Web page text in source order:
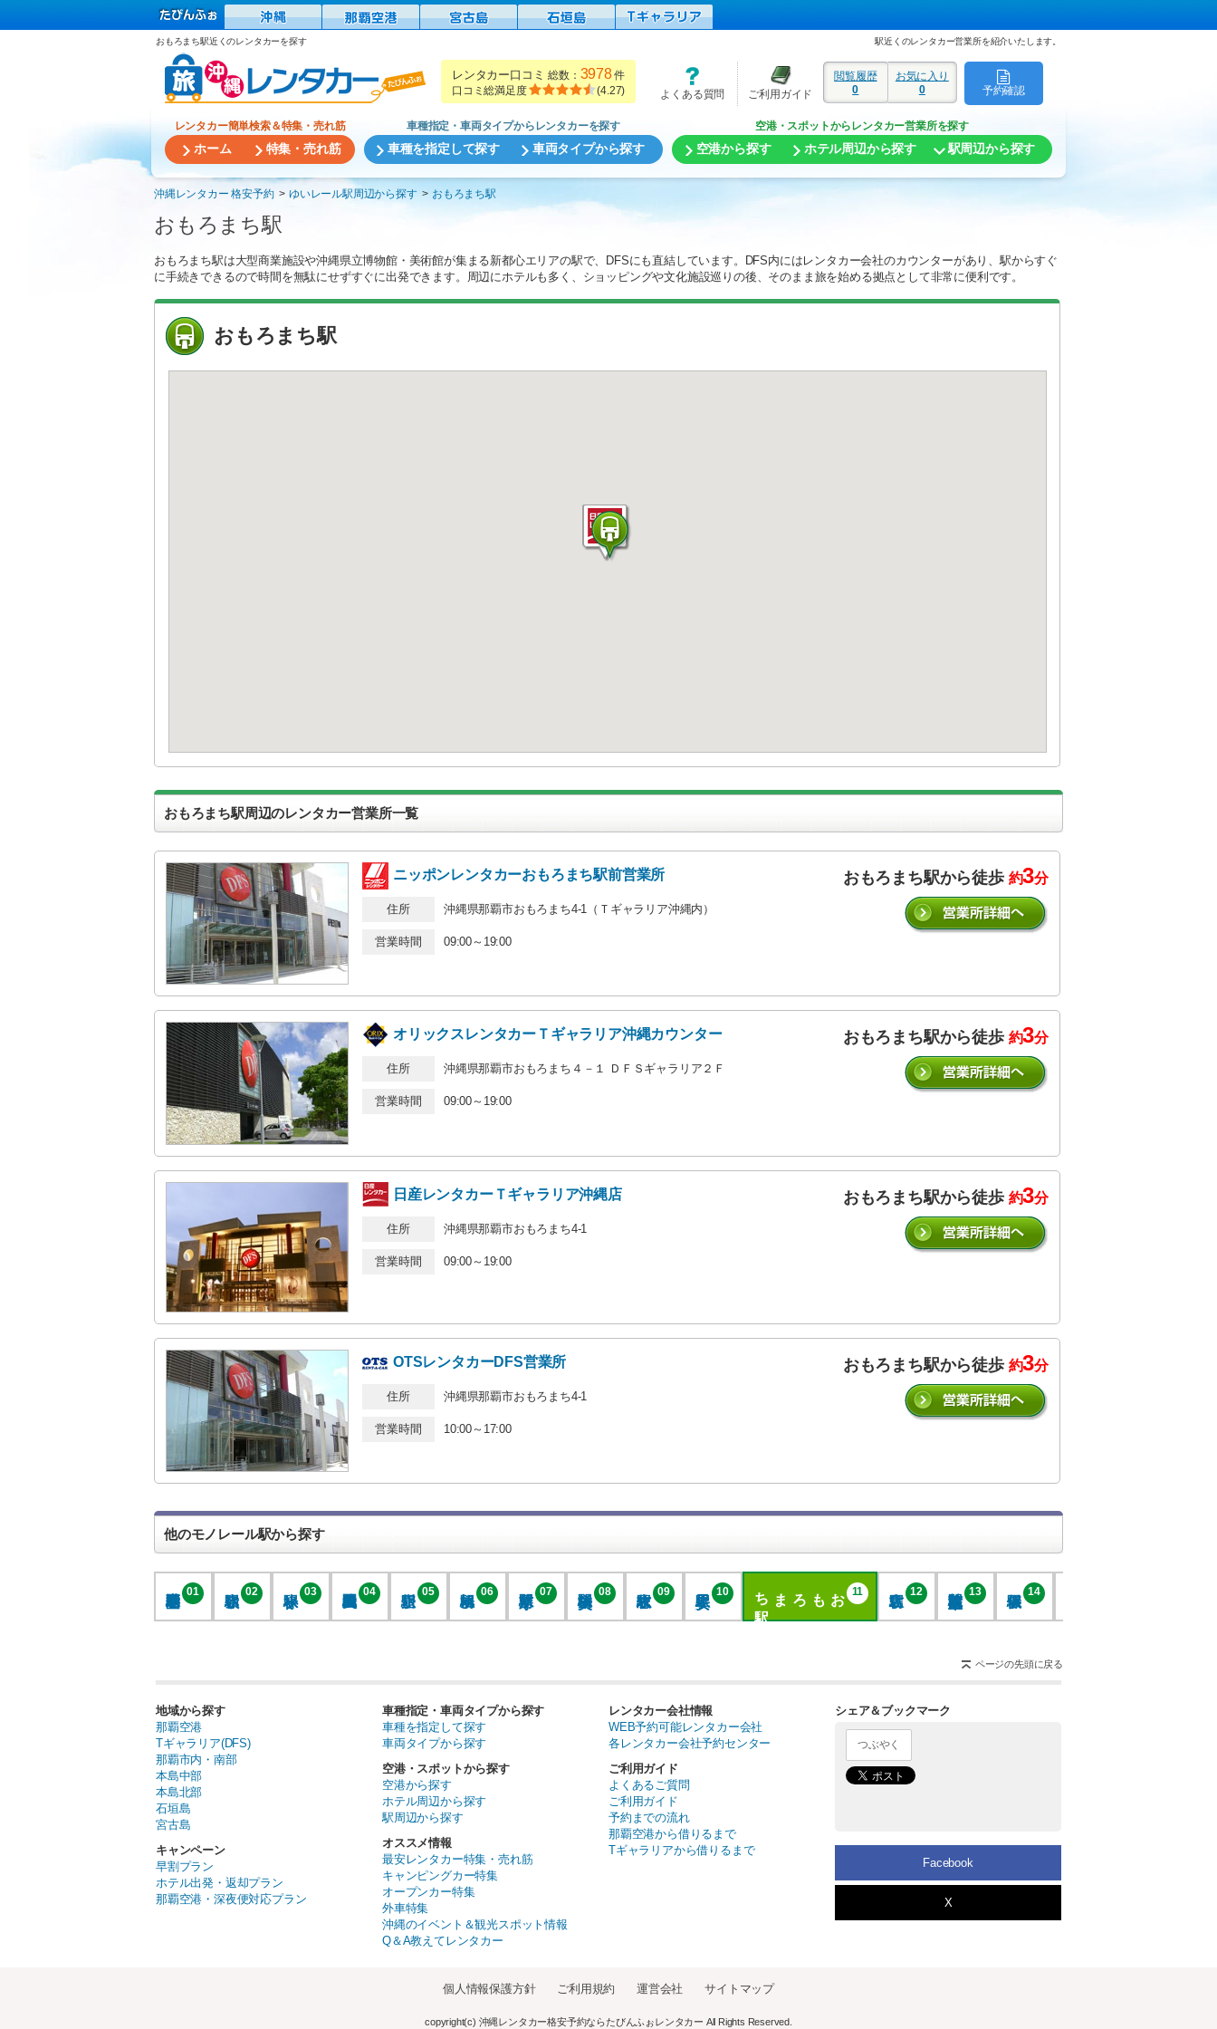
おもろまち駅近くのレンタカーを探す 駅近くのレンタカー営業所を紹介いたします。
レンタカー口コミ 総数： 3978件
口コミ総満足度
(4.27) 予約確認
閲覧履歴
0
お気に入り
0
よくある質問 ご利用ガイド
レンタカー簡単検索＆特集・売れ筋
ホーム 特集・売れ筋
車種指定・車両タイプからレンタカーを探す
車種を指定して探す 車両タイプから探す
空港・スポットからレンタカー営業所を探す
空港から探す ホテル周辺から探す 駅周辺から探す
沖縄レンタカー 格安予約 ゆいレール駅周辺から探す おもろまち駅
おもろまち駅
おもろまち駅は大型商業施設や沖縄県立博物館・美術館が集まる新都心エリアの駅で、DFSにも直結しています。DFS内にはレンタカー会社のカウンターがあり、駅からすぐ
に手続きできるので時間を無駄にせずすぐに出発できます。周辺にホテルも多く、ショッピングや文化施設巡りの後、そのまま旅を始める拠点として非常に便利です。
おもろまち駅
おもろまち駅周辺のレンタカー営業所一覧
ニッポンレンタカーおもろまち駅前営業所 おもろまち駅から徒歩 約3分
住所 沖縄県那覇市おもろまち4-1（Ｔギャラリア沖縄内）
営業時間 09:00～19:00
オリックスレンタカーＴギャラリア沖縄カウンター おもろまち駅から徒歩 約3分
住所 沖縄県那覇市おもろまち４－１ ＤＦＳギャラリア２Ｆ
営業時間 09:00～19:00
日産レンタカーＴギャラリア沖縄店 おもろまち駅から徒歩 約3分
住所 沖縄県那覇市おもろまち4-1
営業時間 09:00～19:00
OTSレンタカーDFS営業所 おもろまち駅から徒歩 約3分
住所 沖縄県那覇市おもろまち4-1
営業時間 10:00～17:00
他のモノレール駅から探す
01 02 03 04 05 06 07 08 09 10 11
おもろまち
駅 12 13 14
ページの先頭に戻る
地域から探す
那覇空港
Tギャラリア(DFS)
那覇市内・南部
本島中部
本島北部
石垣島
宮古島
キャンペーン
早割プラン
ホテル出発・返却プラン
那覇空港・深夜便対応プラン
車種指定・車両タイプから探す
車種を指定して探す
車両タイプから探す
空港・スポットから探す
空港から探す
ホテル周辺から探す
駅周辺から探す
オススメ情報
最安レンタカー特集・売れ筋
キャンピングカー特集
オープンカー特集
外車特集
沖縄のイベント＆観光スポット情報
Q＆A教えてレンタカー
レンタカー会社情報
WEB予約可能レンタカー会社
各レンタカー会社予約センター
ご利用ガイド
よくあるご質問
ご利用ガイド
予約までの流れ
那覇空港から借りるまで
Tギャラリアから借りるまで
シェア＆ブックマーク
Facebook
X
個人情報保護方針 ご利用規約 運営会社 サイトマップ
copyright(c) 沖縄レンタカー格安予約ならたびんふぉレンタカー All Rights Reserved.